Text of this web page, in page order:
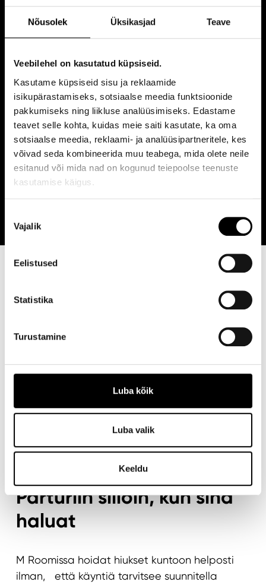
Nõusolek Üksikasjad Teave
Veebilehel on kasutatud küpsiseid.
Kasutame küpsiseid sisu ja reklaamide
isikupärastamiseks, sotsiaalse meedia funktsioonide
pakkumiseks ning liikluse analüüsimiseks. Edastame
teavet selle kohta, kuidas meie saiti kasutate, ka oma
sotsiaalse meedia, reklaami- ja analüüsipartneritele, kes
võivad seda kombineerida muu teabega, mida olete neile
esitanud või mida nad on kogunud teiepoolse teenuste
kasutamise käigus.
valik
Vajalik
Eelistused
Statistika
Turustamine
Luba kõik
Luba valik
Keeldu
M Buzz Cut™, masinalõikus
Masinalõikus (ülepea). Machine cut, one lenght.
15 €
M Cut Junior™, alla 10a
Juukselõikus sis. pesu, alla 10-a.
M Cut+™ , Juukselõikus isale ja
pojale (alla 10-a.)
55 €
M Cut++™ , Juukselõikus isale
Parturiin silloin, kun sinä
haluat
M Roomissa hoidat hiukset kuntoon helposti
ilman, että käyntiä tarvitsee suunnitella